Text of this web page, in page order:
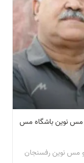
مس نوین باشگاه مس
و مس نوین رفسنجان